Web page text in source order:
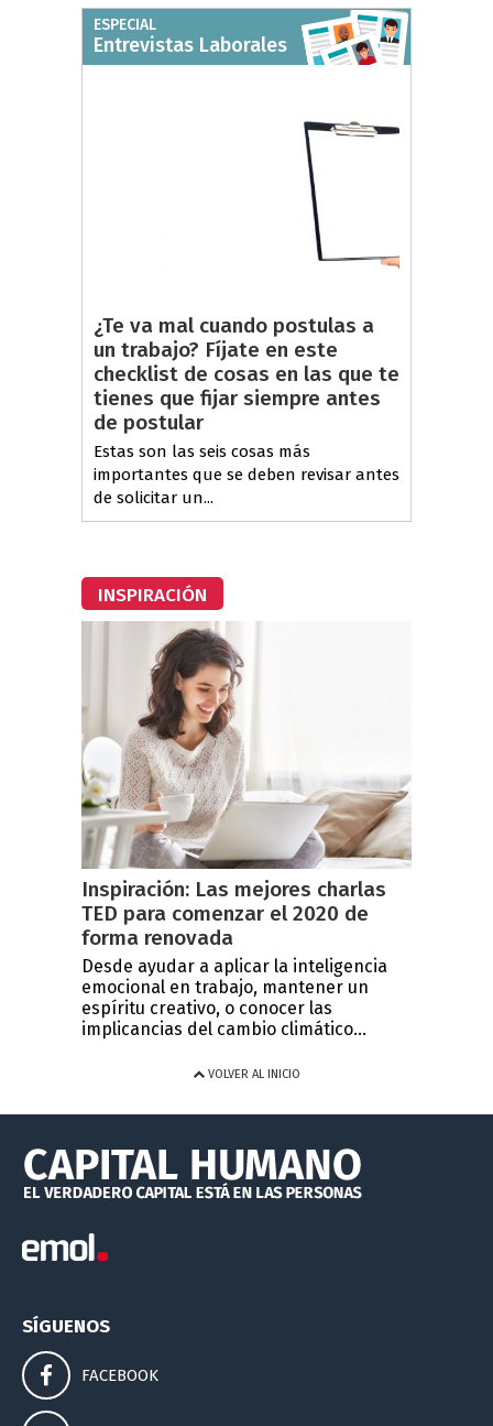
ESPECIAL
Entrevistas Laborales
¿Te va mal cuando postulas a
un trabajo? Fíjate en este
checklist de cosas en las que te
tienes que fijar siempre antes
de postular
Estas son las seis cosas más
importantes que se deben revisar antes
de solicitar un...
INSPIRACIÓN
Inspiración: Las mejores charlas
TED para comenzar el 2020 de
forma renovada
Desde ayudar a aplicar la inteligencia
emocional en trabajo, mantener un
espíritu creativo, o conocer las
implicancias del cambio climático...
VOLVER AL INICIO
SÍGUENOS
FACEBOOK